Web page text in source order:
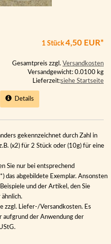
1 Stück4,50 EUR*
Gesamtpreis zzgl. Versandkosten
Versandgewicht: 0.0100 kg
Lieferzeit:siehe Startseite
Details
gekennzeichnet durch Zahl in
(x2) für 2 Stück oder (10g) für eine
Sie nur bei entsprechend
das abgebildete Exemplar. Ansonsten
und der Artikel, den Sie
zzgl. Liefer-/Versandkosten. Es
der Anwendung der